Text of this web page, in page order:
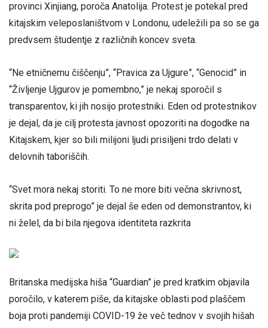
provinci Xinjiang, poroča Anatolija. Protest je potekal pred
kitajskim veleposlaništvom v Londonu, udeležili pa so se ga
predvsem študentje z različnih koncev sveta.
“Ne etničnemu čiščenju”, “Pravica za Ujgure”, “Genocid” in
“Življenje Ujgurov je pomembno,” je nekaj sporočil s
transparentov, ki jih nosijo protestniki. Eden od protestnikov
je dejal, da je cilj protesta javnost opozoriti na dogodke na
Kitajskem, kjer so bili milijoni ljudi prisiljeni trdo delati v
delovnih taboriščih.
“Svet mora nekaj storiti. To ne more biti večna skrivnost,
skrita pod preprogo” je dejal še eden od demonstrantov, ki
ni želel, da bi bila njegova identiteta razkrita
Britanska medijska hiša “Guardian” je pred kratkim objavila
poročilo, v katerem piše, da kitajske oblasti pod plaščem
boja proti pandemiji COVID-19 že več tednov v svojih hišah